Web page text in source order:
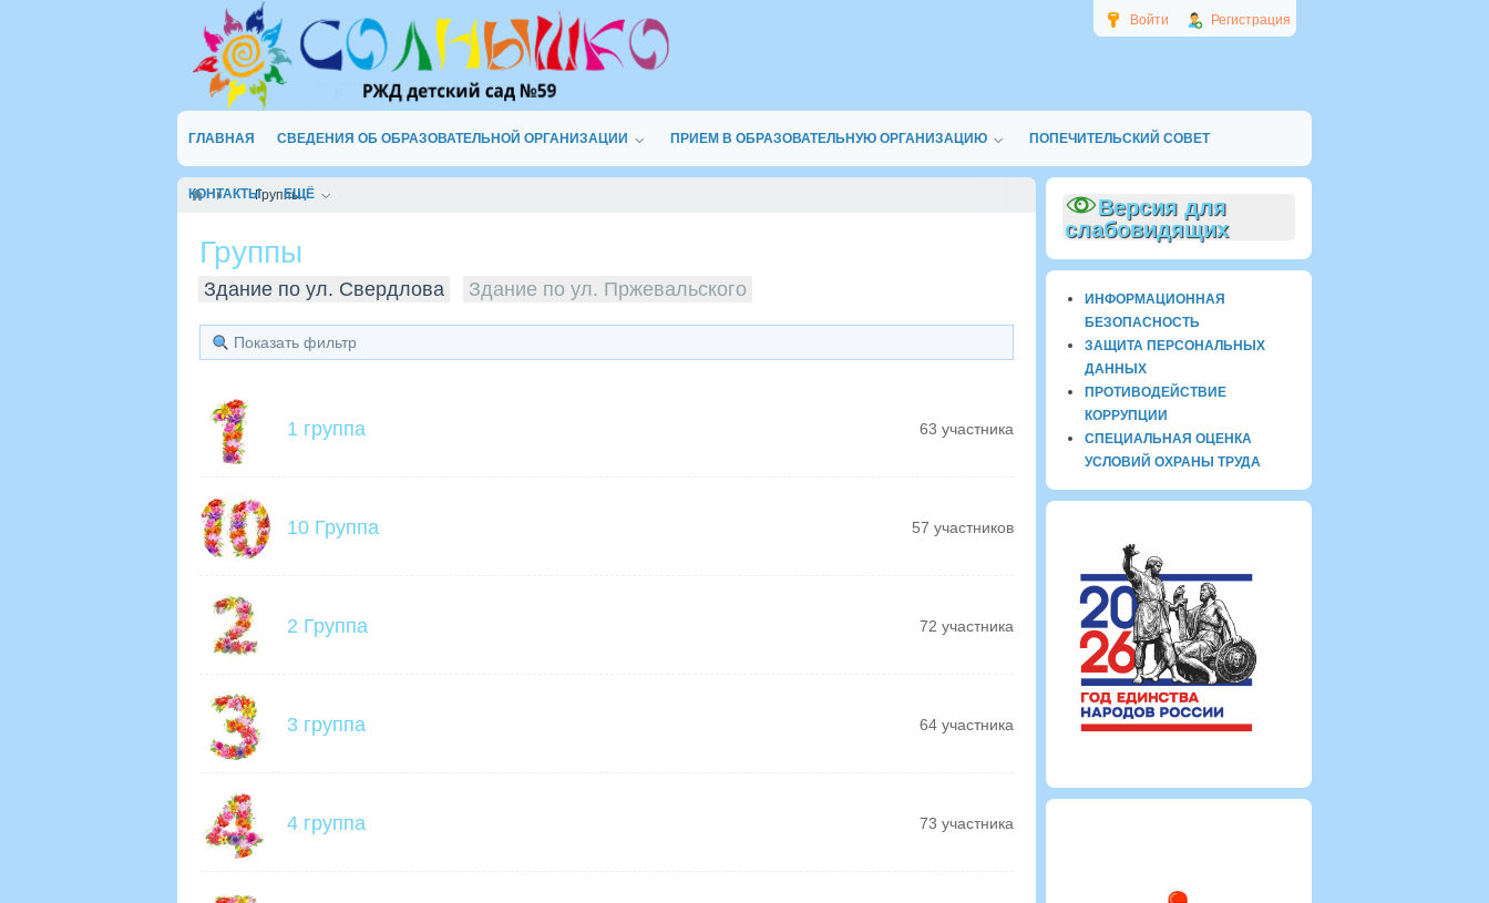
Войти Регистрация
ГЛАВНАЯ СВЕДЕНИЯ ОБ ОБРАЗОВАТЕЛЬНОЙ ОРГАНИЗАЦИИ ПРИЕМ В ОБРАЗОВАТЕЛЬНУЮ ОРГАНИЗАЦИЮ ПОПЕЧИТЕЛЬСКИЙ СОВЕТ
КОНТАКТЫ ЕЩЁ
Группы
Группы
Здание по ул. Свердлова Здание по ул. Пржевальского
Показать фильтр
1 группа 63 участника
10 Группа 57 участников
2 Группа 72 участника
3 группа 64 участника
4 группа 73 участника
Версия для
слабовидящих
ИНФОРМАЦИОННАЯ
БЕЗОПАСНОСТЬ
ЗАЩИТА ПЕРСОНАЛЬНЫХ
ДАННЫХ
ПРОТИВОДЕЙСТВИЕ
КОРРУПЦИИ
СПЕЦИАЛЬНАЯ ОЦЕНКА
УСЛОВИЙ ОХРАНЫ ТРУДА